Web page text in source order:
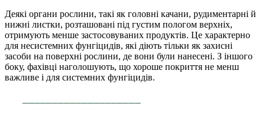
Деякі органи рослини, такі як головні качани, рудиментарні й
нижні листки, розташовані під густим пологом верхніх,
отримують менше застосовуваних продуктів. Це характерно
для несистемних фунгіцидів, які діють тільки як захисні
засоби на поверхні рослини, де вони були нанесені. З іншого
боку, фахівці наголошують, що хороше покриття не менш
важливе і для системних фунгіцидів.